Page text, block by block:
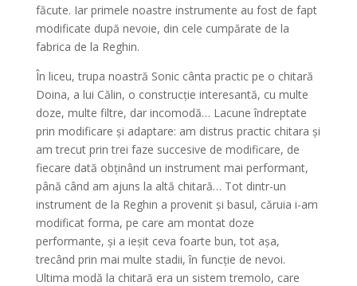
făcute. Iar primele noastre instrumente au fost de fapt
modificate după nevoie, din cele cumpărate de la
fabrica de la Reghin.
În liceu, trupa noastră Sonic cânta practic pe o chitară
Doina, a lui Călin, o construcție interesantă, cu multe
doze, multe filtre, dar incomodă… Lacune îndreptate
prin modificare și adaptare: am distrus practic chitara și
am trecut prin trei faze succesive de modificare, de
fiecare dată obținând un instrument mai performant,
până când am ajuns la altă chitară… Tot dintr-un
instrument de la Reghin a provenit și basul, căruia i-am
modificat forma, pe care am montat doze
performante, și a ieșit ceva foarte bun, tot așa,
trecând prin mai multe stadii, în funcție de nevoi.
Ultima modă la chitară era un sistem tremolo, care